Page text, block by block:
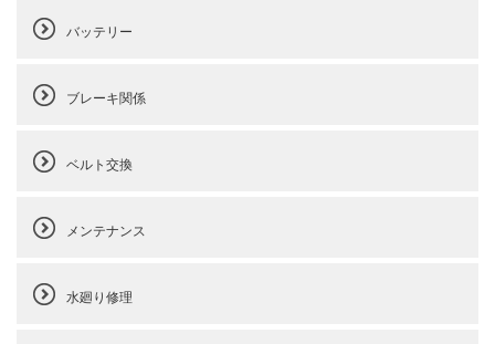
バッテリー
ブレーキ関係
ベルト交換
メンテナンス
水廻り修理